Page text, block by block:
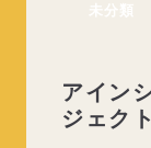
未分類
アイン
ジェク